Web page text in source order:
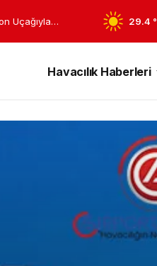
Uçağıyla 29.4 °
Havacılık Haberleri